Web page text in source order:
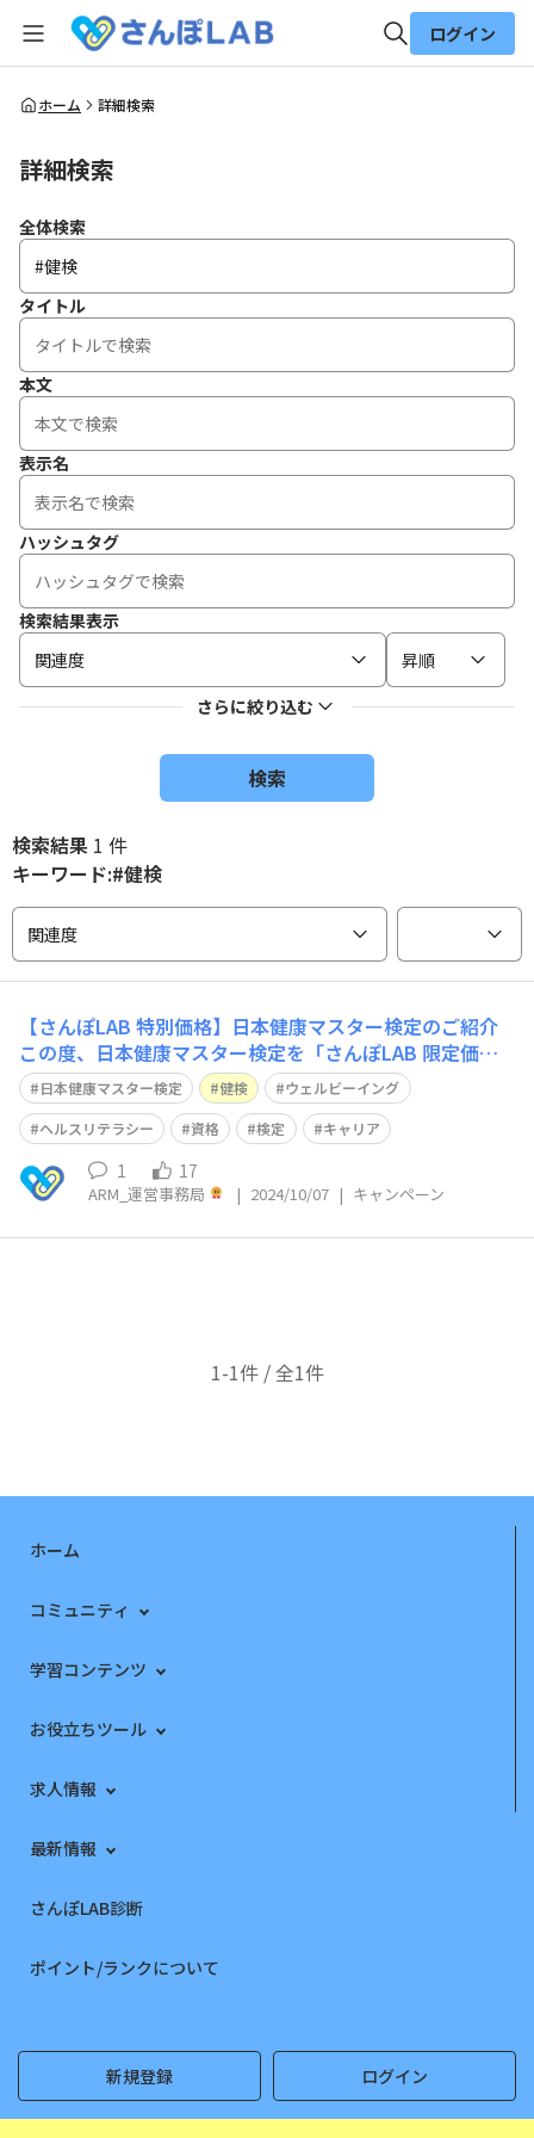
全体検索
ログイン
ホーム 詳細検索
詳細検索
全体検索
タイトル
本文
表示名
ハッシュタグ
検索結果表示
関連度
昇順
さらに絞り込む
検索
検索結果 1 件
キーワード:#健検
関連度
【さんぽLAB 特別価格】日本健康マスター検定のご紹介
この度、日本健康マスター検定を「さんぽLAB 限定価
格」で受検できるようになりました！会員登録時にさんぽ
LABの団体コードを入力すると、限定価格で受検すること
が可能です。日本健康マスター検定【健検】とは日本健康
マスター検定【健検】は、最新の健康情報に基づくヘルス
リテラシーを学び、資格を習得できる検定
日本健康マスター検定 健検
ウェルビーイング
ヘルスリテラシー
資格 検定 キャリア
1 17
ARM_運営事務局 | 2024/10/07 | キャンペーン
1-1件 / 全1件
ホーム
コミュニティ
学習コンテンツ
お役立ちツール
求人情報
最新情報
さんぽLAB診断
ポイント/ランクについて
新規登録 ログイン